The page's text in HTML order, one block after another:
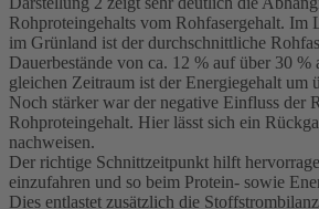
Rohproteingehalts vom Rohfasergehalt. Im
im Grünland ist der durchschnittliche
Dauerbestände von ca. 12 % auf über 30 %
gleichen Zeitraum ist der Energiegehalt um
Noch stärker war der negative Einfluss der
Rohproteingehalt. Hier lässt sich ein
nachweisen.
Der richtige Schnittzeitpunkt hilft
einzufahren und so beim Protein- sowie
Dies entlastet zusätzlich die